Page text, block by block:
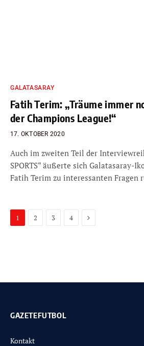
GALATASARAY
Fatih Terim: „Träume immer
der Champions League!“
17. OKTOBER 2020
Auch im zweiten Teil der
SPORTS“ äußerte sich Galatasaray-
Fatih Terim zu interessanten Fragen
1 2 3 4 Next
GAZETEFUTBOL
Kontakt